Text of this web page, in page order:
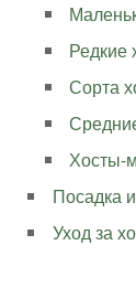
Редкие
Сорта
Посадка
Уход за